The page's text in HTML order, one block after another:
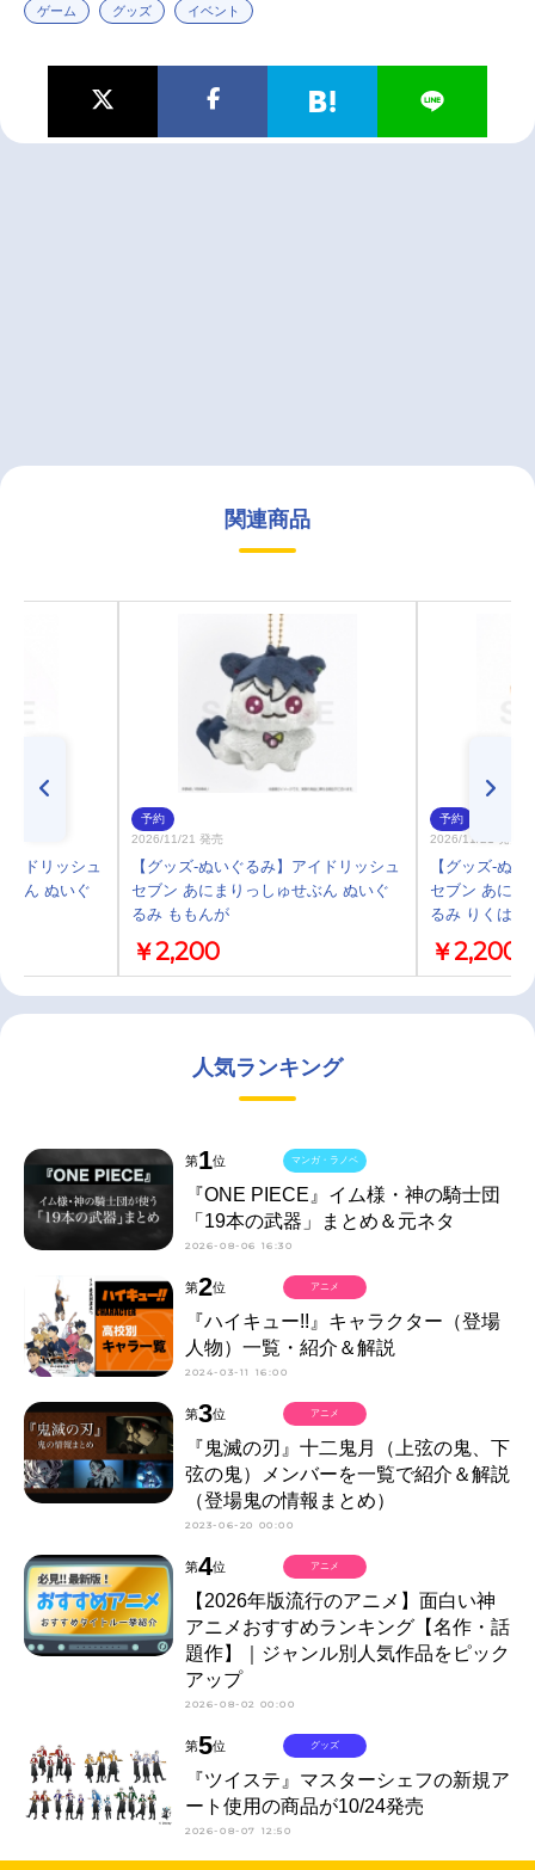
ゲーム グッズ イベント
関連商品
イドリッシュ
ぶん ぬいぐ
予約
2026/11/21 発売
【グッズ-ぬいぐるみ】アイドリッシュ
セブン あにまりっしゅせぶん ぬいぐ
るみ ももんが
￥2,200
予約
2026/11/21 発売
【グッズ-ぬ
セブン あにま
るみ りくはむ
￥2,200
人気ランキング
第1位
『ONE PIECE』イム様・神の騎士団
「19本の武器」まとめ＆元ネタ
2026-08-06 16:30
マンガ・ラノベ
第2位
『ハイキュー!!』キャラクター（登場
人物）一覧・紹介＆解説
2024-03-11 16:00
アニメ
第3位
『鬼滅の刃』十二鬼月（上弦の鬼、下
弦の鬼）メンバーを一覧で紹介＆解説
（登場鬼の情報まとめ）
2023-06-20 00:00
アニメ
第4位
【2026年版流行のアニメ】面白い神
アニメおすすめランキング【名作・話
題作】｜ジャンル別人気作品をピック
アップ
2026-08-02 00:00
アニメ
第5位
『ツイステ』マスターシェフの新規ア
ート使用の商品が10/24発売
2026-08-07 12:50
グッズ